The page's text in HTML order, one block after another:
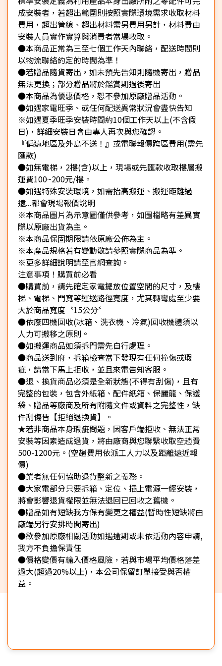
成安裝者，若超出範圍則按照實際環境需求收取材料
費用，超出管線、超出材料需另費用另計，材料費由
安裝人員實作實算與消費者當場收取。
●本商品正常為三至七個工作天內聯絡，配送時間則
以物流聯絡約定的時間為準！
●若贈品隨貨寄出，如未預先告知則隨機寄出，贈品
無法更換；部分贈品將於鑑賞期過後寄出
●本商品為優惠價格，恕不參加原廠贈品活動。
●如遇家電旺季、或任何配送異常狀況會盡快告知
※如遇夏季旺季安裝時間約10個工作天以上(不含假
日)，詳細安裝日會由專人再次與您確認。
『偏遠地區及外島不送！』或電聯報價跨區費用(需先
匯款)
●如無電梯，2樓(含)以上，現場或先匯款收取樓層搬
運費100~200元/樓。
●如遇特殊安裝環境，如需抬高搬運、搬運距離過
遠...都會現場報價說明
※本商品圖片為示意圖僅供參考，如圖檔略有差異實
際以原廠出貨為主。
※本商品保固期限請依原廠公佈為主。
※本產品規格若有變動敬請參照實際商品為準。
※更多詳細說明請至官網查詢。
注意事項！購買前必看
●購買前，請先確定家電擺放位置空間的尺寸，及樓
梯、電梯、門寬等運送路徑寬度，尤其轉彎處至少要
大於商品寬度〝15公分〞
●依廢四機回收(冰箱、洗衣機、冷氣)回收機體須以
人力可搬移之原則。
●如搬運商品如須拆門需先自行處理。
●商品送到府，拆箱檢查當下發現有任何撞傷或瑕
疵，請當下馬上拒收，並且來電告知客服。
●退、換貨商品必須是全新狀態(不得有刮傷)，且有
完整的包裝，包含外紙箱、配件紙箱、保麗龍、保護
袋、贈品等廠商及所有附隨文件或資料之完整性，缺
件刮傷皆【拒絕退換貨】。
★若非商品本身瑕疵問題，因客戶端拒收、無法正常
安裝等因素造成退貨，將由廠商與您聯繫收取空趟費
500-1200元。(空趟費用依派工人力以及距離遠近報
價)
●業者無任何協助退貨整新之義務。
●大家電部分只要拆箱、定位、插上電源一經安裝，
將會影響退貨權限並無法退回已回收之舊機。
●贈品如有短缺我方保有變更之權益(暫時性短缺將由
廠端另行安排時間寄出)
●欲參加原廠相關活動如遇逾期或未依活動內容申請,
我方不負擔保責任
●價格變價有輸入價格風險，若與市場平均價格落差
過大(超過20%以上)，本公司保留訂單接受與否權
益。